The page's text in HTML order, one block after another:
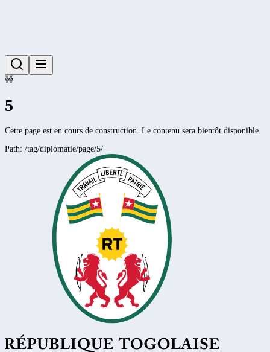
🚧
5
Cette page est en cours de construction. Le contenu sera bientôt disponible.
Path: /tag/diplomatie/page/5/